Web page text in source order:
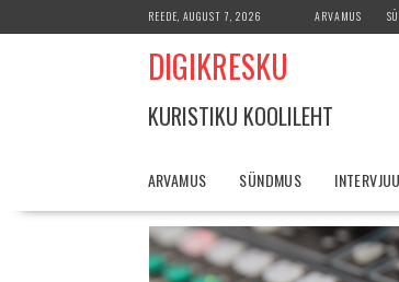
to
REEDE, AUGUST 7, 2026 ARVAMUS
DIGIKRESKU
KURISTIKU KOOLILEHT
ARVAMUS SÜNDMUS INTERVJUU